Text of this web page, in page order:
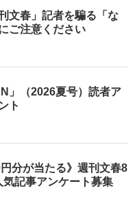
文春」記者を騙る「な
ご注意ください
」（2026夏号）読者ア
ト
円分が当たる》週刊文春8
気記事アンケート募集